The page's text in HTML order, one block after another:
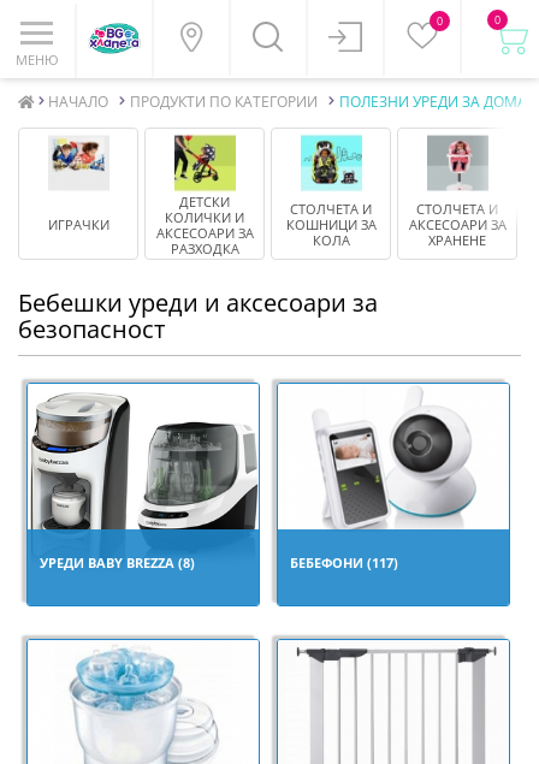
МЕНЮ
0 0
НАЧАЛО ПРОДУКТИ ПО КАТЕГОРИИ ПОЛЕЗНИ УРЕДИ ЗА ДОМА
ИГРАЧКИ
ДЕТСКИ
КОЛИЧКИ И
АКСЕСОАРИ ЗА
РАЗХОДКА
СТОЛЧЕТА И
КОШНИЦИ ЗА
КОЛА
СТОЛЧЕТА И
АКСЕСОАРИ ЗА
ХРАНЕНЕ
Бебешки уреди и аксесоари за
безопасност
УРЕДИ BABY BREZZA (8) БЕБЕФОНИ (117)